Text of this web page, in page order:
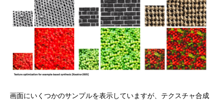
画面にいくつかのサンプルを表示していますが、テクスチャ合成